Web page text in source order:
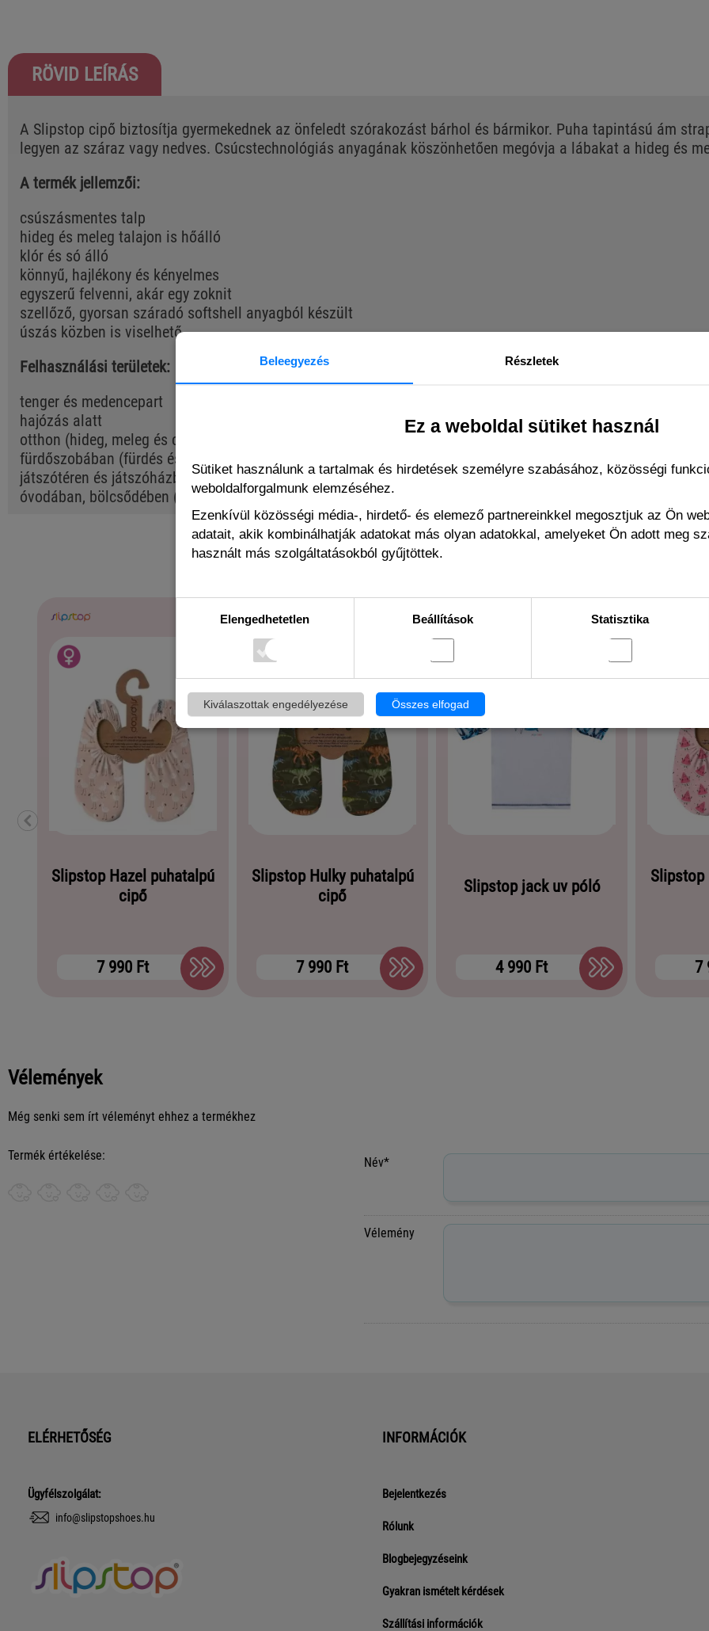
Beleegyezés Részletek
Ez a weboldal sütiket használ
Sütiket használunk a tartalmak és hirdetések személyre szabásához, közösségi
weboldalforgalmunk elemzéséhez.
Ezenkívül közösségi média-, hirdető- és elemező partnereinkkel megosztjuk az Ön
adatait, akik kombinálhatják adatokat más olyan adatokkal, amelyeket Ön adott meg
használt más szolgáltatásokból gyűjtöttek.
Elengedhetetlen Beállítások Statisztika
Kiválaszottak engedélyezése Összes elfogad
RÖVID LEÍRÁS
A Slipstop cipő biztosítja gyermekednek az önfeledt szórakozást bárhol és bármikor. Puha tapintású ám
legyen az száraz vagy nedves. Csúcstechnológiás anyagának köszönhetően megóvja a lábakat a hideg és
A termék jellemzői:
csúszásmentes talp
hideg és meleg talajon is hőálló
klór és só álló
könnyű, hajlékony és kényelmes
egyszerű felvenni, akár egy zoknit
szellőző, gyorsan száradó softshell anyagból készült
úszás közben is viselhető
Felhasználási területek:
tenger és medencepart
hajózás alatt
otthon (hideg, meleg és csúszós felületeken való járkáláshoz)
fürdőszobában (fürdés és zuhanyozás közben)
játszótéren és játszóházban (akár zoknira felvéve is védelmet nyújt a vírusokkal szemben)
óvodában, bölcsődében (puha talpának köszönhetően támogatja az egyensúlyérzék kialakulását, hiszen
Slipstop Hazel puhatalpú
cipő
7 990 Ft
Slipstop Hulky puhatalpú
cipő
7 990 Ft
Slipstop jack uv póló
4 990 Ft
Slipstop
7
Vélemények
Még senki sem írt véleményt ehhez a termékhez
Termék értékelése:
Név*
Vélemény
ELÉRHETŐSÉG
Ügyfélszolgálat:
info@slipstopshoes.hu
INFORMÁCIÓK
Bejelentkezés
Rólunk
Blogbejegyzéseink
Gyakran ismételt kérdések
Szállítási információk